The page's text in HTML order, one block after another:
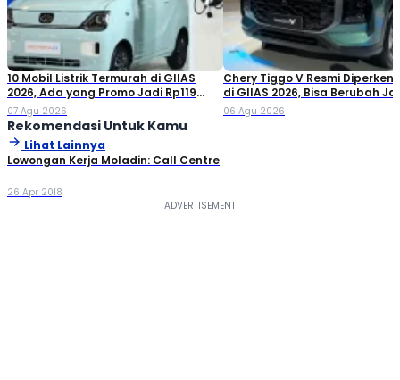
10 Mobil Listrik Termurah di GIIAS
2026, Ada yang Promo Jadi Rp119
Jutaan!
07 Agu 2026
Chery Tiggo V Resmi
di GIIAS 2026, Bisa Berubah
Double Cabin
06 Agu 2026
Rekomendasi Untuk Kamu
Lihat Lainnya
Lowongan Kerja Moladin: Call Centre
26 Apr 2018